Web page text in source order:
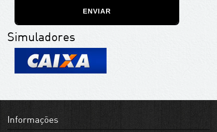
ENVIAR
Simuladores
Informações